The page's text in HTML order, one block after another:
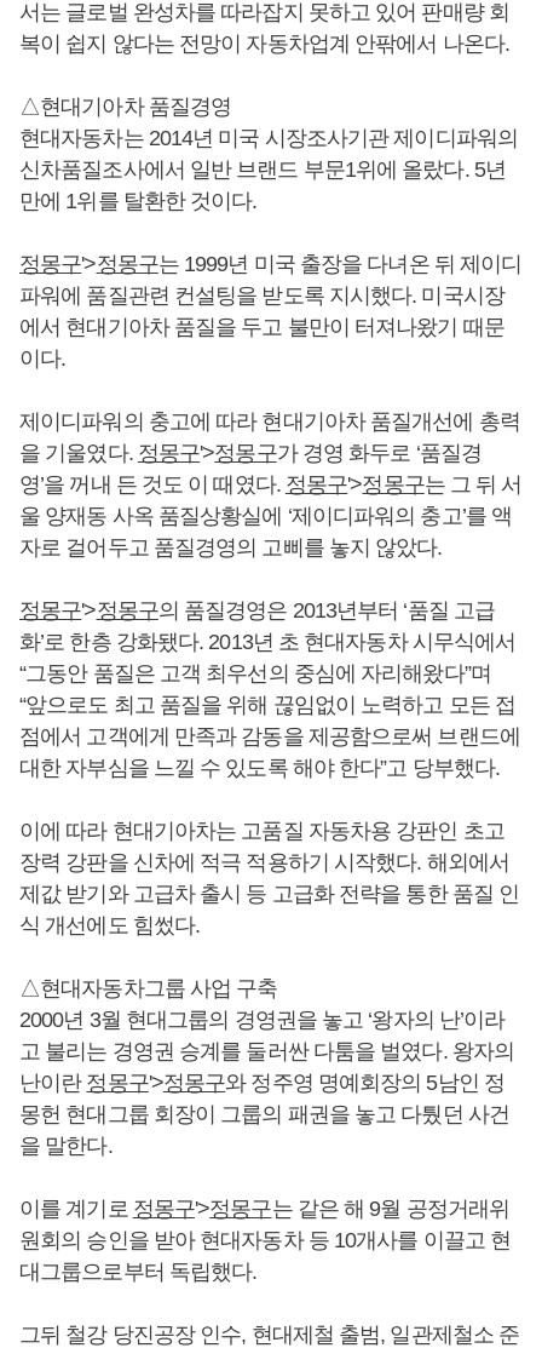
서는 글로벌 완성차를 따라잡지 못하고 있어 판매량 회
복이 쉽지 않다는 전망이 자동차업계 안팎에서 나온다.
△현대기아차 품질경영
현대자동차는 2014년 미국 시장조사기관 제이디파워의
신차품질조사에서 일반 브랜드 부문1위에 올랐다. 5년
만에 1위를 탈환한 것이다.
정몽구'>정몽구는 1999년 미국 출장을 다녀온 뒤 제이디
파워에 품질관련 컨설팅을 받도록 지시했다. 미국시장
에서 현대기아차 품질을 두고 불만이 터져나왔기 때문
이다.
제이디파워의 충고에 따라 현대기아차 품질개선에 총력
을 기울였다. 정몽구'>정몽구가 경영 화두로 ‘품질경
영’을 꺼내 든 것도 이 때였다. 정몽구'>정몽구는 그 뒤 서
울 양재동 사옥 품질상황실에 ‘제이디파워의 충고’를 액
자로 걸어두고 품질경영의 고삐를 놓지 않았다.
정몽구'>정몽구의 품질경영은 2013년부터 ‘품질 고급
화’로 한층 강화됐다. 2013년 초 현대자동차 시무식에서
“그동안 품질은 고객 최우선의 중심에 자리해왔다”며
“앞으로도 최고 품질을 위해 끊임없이 노력하고 모든 접
점에서 고객에게 만족과 감동을 제공함으로써 브랜드에
대한 자부심을 느낄 수 있도록 해야 한다”고 당부했다.
이에 따라 현대기아차는 고품질 자동차용 강판인 초고
장력 강판을 신차에 적극 적용하기 시작했다. 해외에서
제값 받기와 고급차 출시 등 고급화 전략을 통한 품질 인
식 개선에도 힘썼다.
△현대자동차그룹 사업 구축
2000년 3월 현대그룹의 경영권을 놓고 ‘왕자의 난’이라
고 불리는 경영권 승계를 둘러싼 다툼을 벌였다. 왕자의
난이란 정몽구'>정몽구와 정주영 명예회장의 5남인 정
몽헌 현대그룹 회장이 그룹의 패권을 놓고 다퉜던 사건
을 말한다.
이를 계기로 정몽구'>정몽구는 같은 해 9월 공정거래위
원회의 승인을 받아 현대자동차 등 10개사를 이끌고 현
대그룹으로부터 독립했다.
그뒤 철강 당진공장 인수, 현대제철 출범, 일관제철소 준